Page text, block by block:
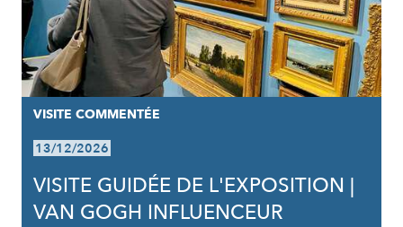
VISITE COMMENTÉE
13/12/2026
VISITE GUIDÉE DE L'EXPOSITION |
VAN GOGH INFLUENCEUR